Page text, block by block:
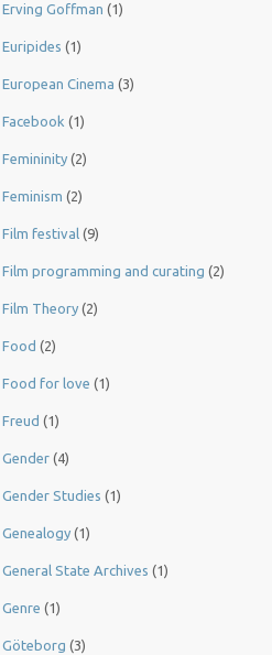
Erving Goffman (1)
Euripides (1)
European Cinema (3)
Facebook (1)
Femininity (2)
Feminism (2)
Film festival (9)
Film programming and curating (2)
Film Theory (2)
Food (2)
Food for love (1)
Freud (1)
Gender (4)
Gender Studies (1)
Genealogy (1)
General State Archives (1)
Genre (1)
Göteborg (3)